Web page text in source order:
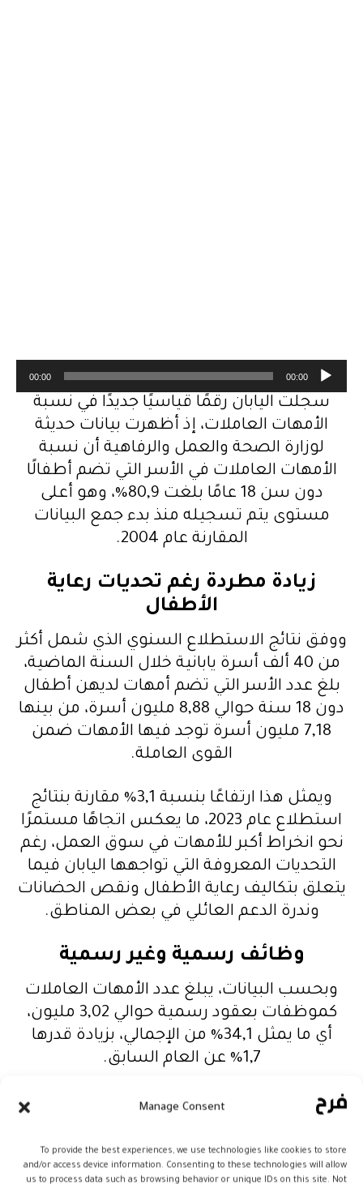
Manage Consent
To provide the best experiences, we use technologies like cookies to store
and/or access device information. Consenting to these technologies will allow
us to process data such as browsing behavior or unique IDs on this site. Not
م
ش
غ
ا
ص
و
00:00
00:00
سجلت اليابان رقمًا قياسيًا جديدًا في نسبة
الأمهات العاملات، إذ أظهرت بيانات حديثة
لوزارة الصحة والعمل والرفاهية أن نسبة
الأمهات العاملات في الأسر التي تضم أطفالًا
دون سن 18 عامًا بلغت 80,9%، وهو أعلى
مستوى يتم تسجيله منذ بدء جمع البيانات
المقارنة عام 2004.
زيادة مطردة رغم تحديات رعاية
الأطفال
ووفق نتائج الاستطلاع السنوي الذي شمل أكثر
من 40 ألف أسرة يابانية خلال السنة الماضية،
بلغ عدد الأسر التي تضم أمهات لديهن أطفال
دون 18 سنة حوالي 8,88 مليون أسرة، من بينها
7,18 مليون أسرة توجد فيها الأمهات ضمن
القوى العاملة.
ويمثل هذا ارتفاعًا بنسبة 3,1% مقارنة بنتائج
استطلاع عام 2023، ما يعكس اتجاهًا مستمرًا
نحو انخراط أكبر للأمهات في سوق العمل، رغم
التحديات المعروفة التي تواجهها اليابان فيما
يتعلق بتكاليف رعاية الأطفال ونقص الحضانات
وندرة الدعم العائلي في بعض المناطق.
وظائف رسمية وغير رسمية
وبحسب البيانات، يبلغ عدد الأمهات العاملات
كموظفات بعقود رسمية حوالي 3,02 مليون،
أي ما يمثل 34,1% من الإجمالي، بزيادة قدرها
1,7% عن العام السابق.
بينما يقدّر عدد العاملات في وظائف غير رسمية
36,7% من المجموع، بارتفاع قدره 1,2%.